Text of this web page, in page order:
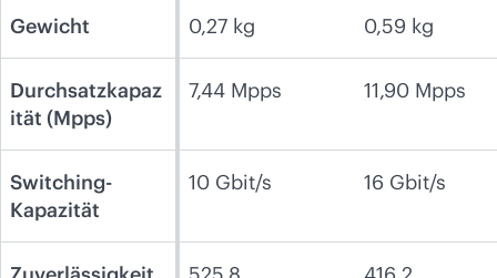
Gewicht 0,27 kg 0,59 kg
Durchsatzkapaz
ität (Mpps)
7,44 Mpps 11,90 Mpps
Switching-
Kapazität
10 Gbit/s 16 Gbit/s